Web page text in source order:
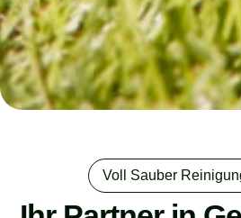
Voll Sauber